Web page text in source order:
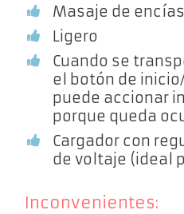
Masaje de encías
Ligero
Cuando se
el botón de
puede accionar
porque queda
Cargador con
de voltaje (ideal
Inconvenientes: